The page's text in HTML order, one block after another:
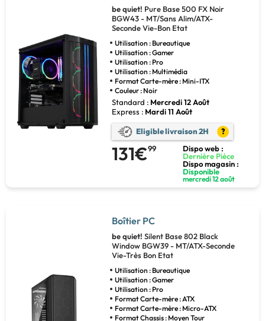
be quiet! Pure Base 500 FX Noir
BGW43 - MT/Sans Alim/ATX-
Seconde Vie-Bon Etat
Utilisation : Bureautique
Utilisation : Gamer
Utilisation : Pro
Utilisation : Multimédia
Format Carte-mère : Mini-ITX
Couleur : Noir
Standard : Mercredi 12 Août
Express : Mardi 11 Août
Eligible livraison 2H ?
131€99
Dispo web :
Dernière Pièce
Dispo magasin :
Disponible
mercredi 12 août
Boîtier PC
be quiet! Silent Base 802 Black
Window BGW39 - MT/ATX-Seconde
Vie-Très Bon Etat
Utilisation : Bureautique
Utilisation : Gamer
Utilisation : Pro
Format Carte-mère : ATX
Format Carte-mère : Micro-ATX
Format Chassis : Moyen Tour